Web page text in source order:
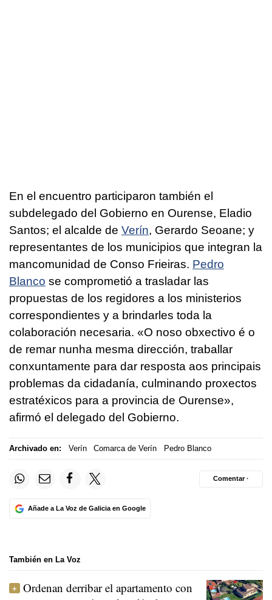
En el encuentro participaron también el
subdelegado del Gobierno en Ourense, Eladio
Santos; el alcalde de Verín, Gerardo Seoane; y
representantes de los municipios que integran la
mancomunidad de Conso Frieiras. Pedro
Blanco se comprometió a trasladar las
propuestas de los regidores a los ministerios
correspondientes y a brindarles toda la
colaboración necesaria. «O noso obxectivo é o
de remar nunha mesma dirección, traballar
conxuntamente para dar resposta aos principais
problemas da cidadanía, culminando proxectos
estratéxicos para a provincia de Ourense»,
afirmó el delegado del Gobierno.
Archivado en: Verín Comarca de Verín Pedro Blanco
Añade a La Voz de Galicia en Google
Comentar ·
También en La Voz
Ordenan derribar el apartamento con